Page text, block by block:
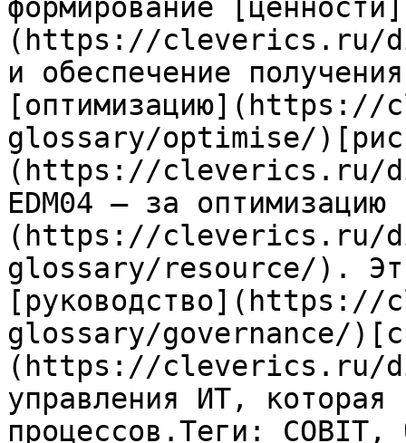
формирование [ценности]
(https://cleverics.ru/
и обеспечение
glossary/optimise/
(https://cleverics.ru/
EDM04 — за
(https://cleverics.ru/
glossary/resource/). Эти
glossary/governance/
(https://cleverics.ru/
управления ИТ,
процессов.Теги: